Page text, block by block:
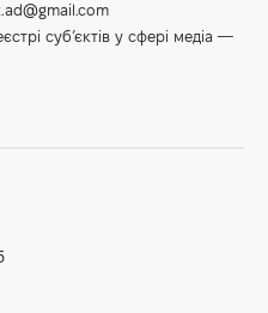
суб’єктів у сфері медіа —